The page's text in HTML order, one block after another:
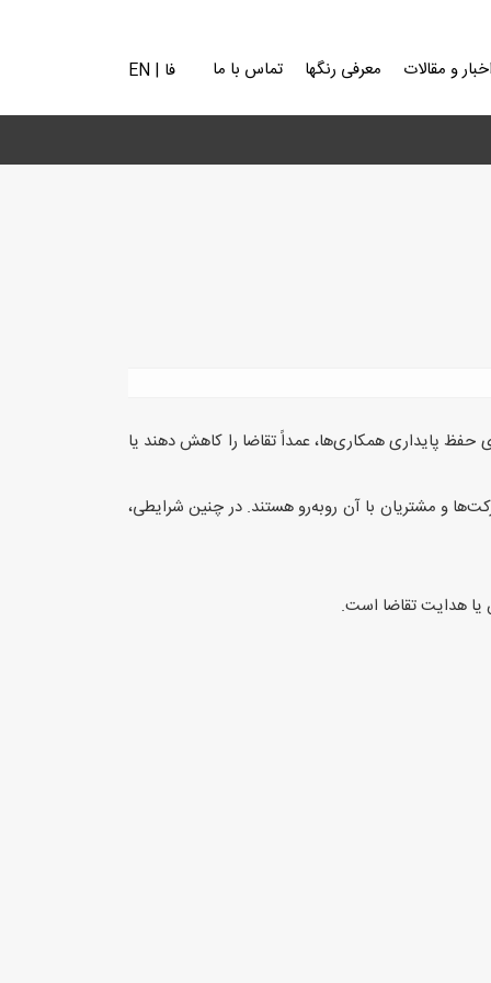
فا |
EN اخبار و مقالات معرفی رنگها تماس با ما
حفظ پایداری همکاری‌ها، عمداً تقاضا را کاهش دهند یا
و مشتریان با آن روبه‌رو هستند. در چنین شرایطی،